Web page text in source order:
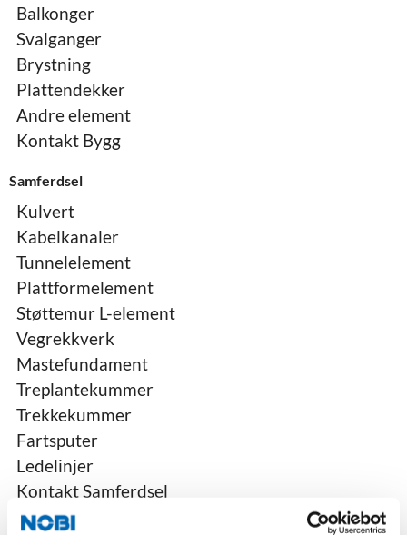
Balkonger
Svalganger
Brystning
Plattendekker
Andre element
Kontakt Bygg
Samferdsel
Kulvert
Kabelkanaler
Tunnelelement
Plattformelement
Støttemur L-element
Vegrekkverk
Mastefundament
Treplantekummer
Trekkekummer
Fartsputer
Ledelinjer
Kontakt Samferdsel
Ferdigbetong og Sandtak